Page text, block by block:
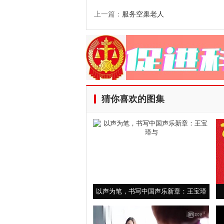
上一篇： 服务空巢老人
猜你喜欢的图集
以声为笔，书写中国声乐新章：王宝璋
与